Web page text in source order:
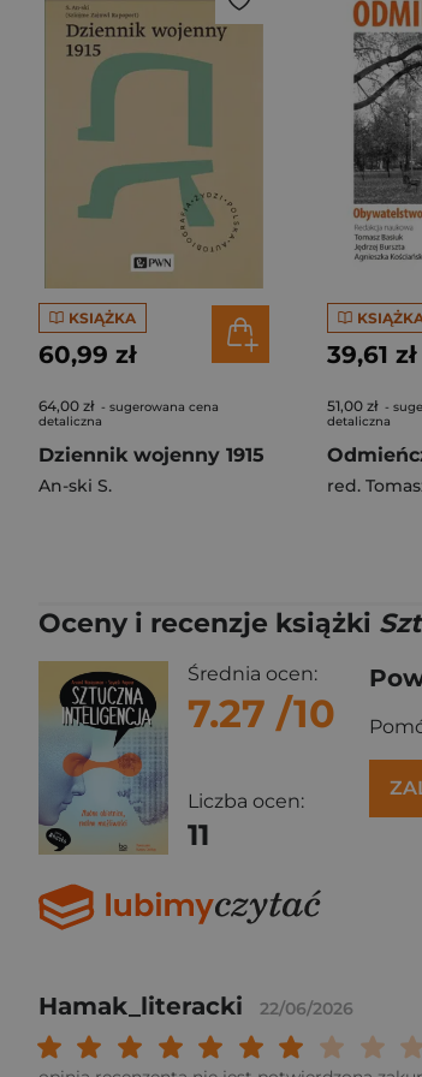
KSIĄŻKA
60,99 zł
64,00 zł - sugerowana cena
detaliczna
Dziennik wojenny 1915
An-ski S.
39,61 zł
51,00 zł -
detaliczna
red.
Oceny i recenzje książki
Średnia ocen:
7.27 /10
Liczba ocen:
11
Hamak_literacki 22/06/2026
Twoja
Twoja
Twoja ocena:
Twoja ocena: Dobra
Twoja ocena: Przeciętna
Twoja ocena: Może być 4/10"
Twoja ocena: Słaba 3/10"
Twoja ocena: Bardzo słaba 2/10"
Twoja ocena: Beznadziejna 1/10"